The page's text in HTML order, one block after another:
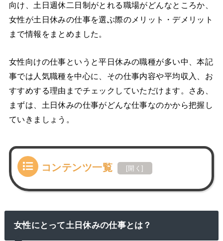
向け、土日週休二日制がとれる職場がどんなところか、
女性が土日休みの仕事を選ぶ際のメリット・デメリット
まで情報をまとめました。
女性向けの仕事というと平日休みの職種が多い中、本記
事では人気職種を中心に、その仕事内容や平均収入、お
すすめする理由までチェックしていただけます。さあ、
まずは、土日休みの仕事がどんな仕事なのかから把握し
ていきましょう。
コンテンツ一覧 [開く ]
女性にとって土日休みの仕事とは？